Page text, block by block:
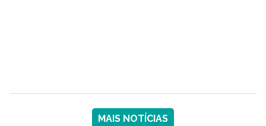
MAIS NOTÍCIAS